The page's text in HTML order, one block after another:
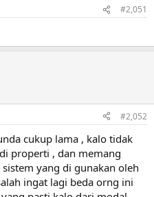
#2,051
#2,052
cukup lama , kalo tidak
properti , dan memang
yang di gunakan oleh
ingat lagi beda orng ini